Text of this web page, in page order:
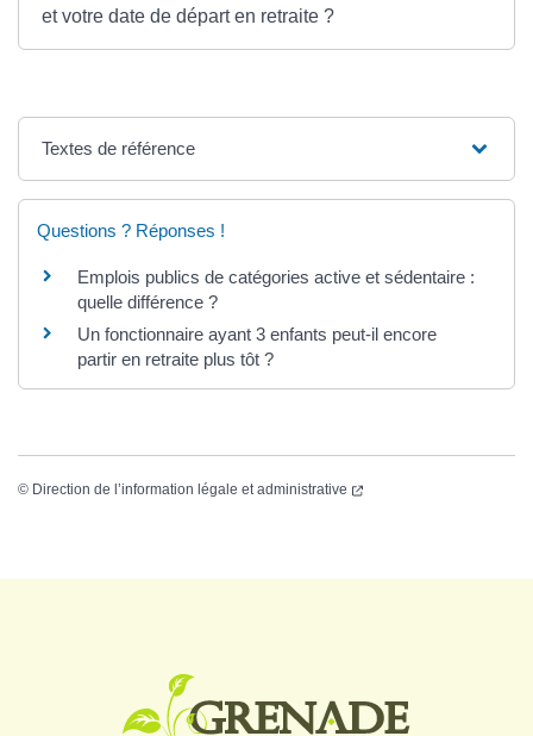
et votre date de départ en retraite ?
Textes de référence
Questions ? Réponses !
Emplois publics de catégories active et sédentaire :
quelle différence ?
Un fonctionnaire ayant 3 enfants peut-il encore
partir en retraite plus tôt ?
© Direction de l’information légale et administrative